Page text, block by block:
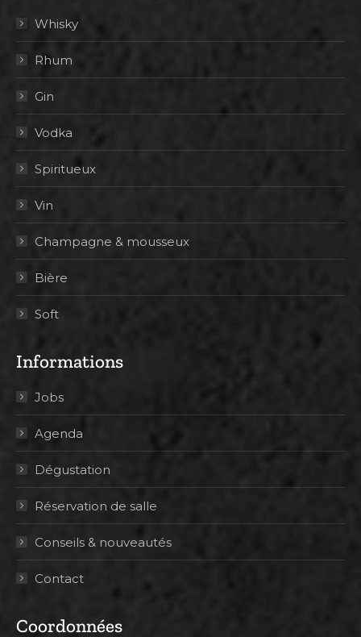
Whisky
Rhum
Gin
Vodka
Spiritueux
Vin
Champagne & mousseux
Bière
Soft
Informations
Jobs
Agenda
Dégustation
Réservation de salle
Conseils & nouveautés
Contact
Coordonnées